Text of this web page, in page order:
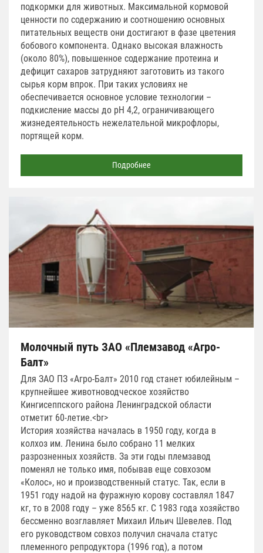
подкормки для животных. Максимальной кормовой
ценности по содержанию и соотношению основных
питательных веществ они достигают в фазе цветения
бобового компонента. Однако высокая влажность
(около 80%), повышенное содержание протеина и
дефицит сахаров затрудняют заготовить из такого
сырья корм впрок. При таких условиях не
обеспечивается основное условие технологии –
подкисление массы до рН 4,2, ограничивающего
жизнедеятельность нежелательной микрофлоры,
портящей корм.
Подробнее
Молочный путь ЗАО «Племзавод «Агро-
Балт»
Для ЗАО ПЗ «Агро-Балт» 2010 год станет юбилейным –
крупнейшее животноводческое хозяйство
Кингисеппского района Ленинградской области
отметит 60-летие.<br>
История хозяйства началась в 1950 году, когда в
колхоз им. Ленина было собрано 11 мелких
разрозненных хозяйств. За эти годы племзавод
поменял не только имя, побывав еще совхозом
«Колос», но и производственный статус. Так, если в
1951 году надой на фуражную корову составлял 1847
кг, то в 2008 году – уже 8565 кг. С 1983 года хозяйство
бессменно возглавляет Михаил Ильич Шевелев. Под
его руководством совхоз получил сначала статус
племенного репродуктора (1996 год), а потом